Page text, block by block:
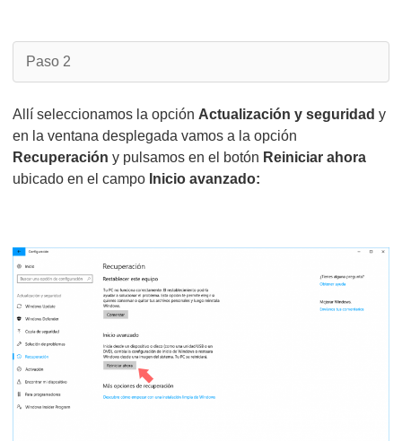
Paso 2
Allí seleccionamos la opción Actualización y seguridad y
en la ventana desplegada vamos a la opción
Recuperación y pulsamos en el botón Reiniciar ahora
ubicado en el campo Inicio avanzado: